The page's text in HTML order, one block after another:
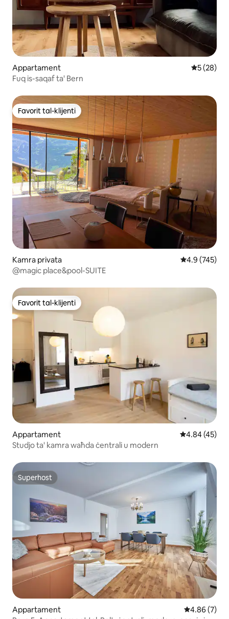
Appartament Rating
5 (28)
Fuq is-saqaf ta' Bern
Favorit tal-klijenti
Favorit tal-klijenti
Kamra privata Rating
4.9 (745)
@magic place&pool-SUITE
Favorit tal-klijenti
Favorit tal-klijenti
Appartament Rating
4.84 (45)
Studjo ta' kamra waħda ċentrali u modern
Superhost
Superhost
Appartament Rating
4.86 (7)